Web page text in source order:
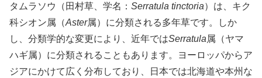
タムラソウ（田村草、学名： Serratula tinctoria）は、キク
科シオン属（Aster属）に分類される多年草です。しか
し、分類学的な変更により、近年ではSerratula属（ヤマ
ハギ属）に分類されることもあります。ヨーロッパからア
ジアにかけて広く分布しており、日本では北海道や本州な